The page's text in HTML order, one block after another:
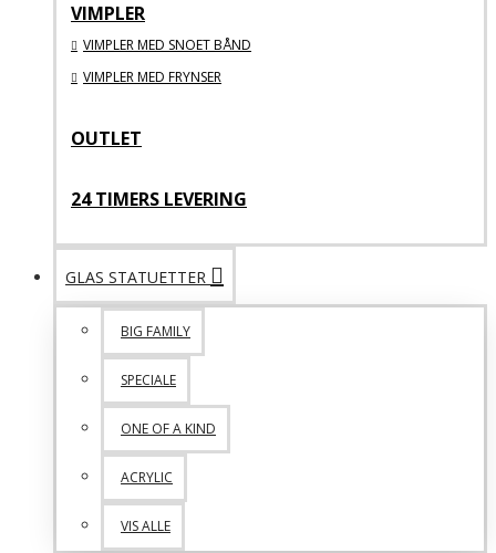
VIMPLER
VIMPLER MED SNOET BÅND
VIMPLER MED FRYNSER
OUTLET
24 TIMERS LEVERING
GLAS STATUETTER
BIG FAMILY
SPECIALE
ONE OF A KIND
ACRYLIC
VIS ALLE